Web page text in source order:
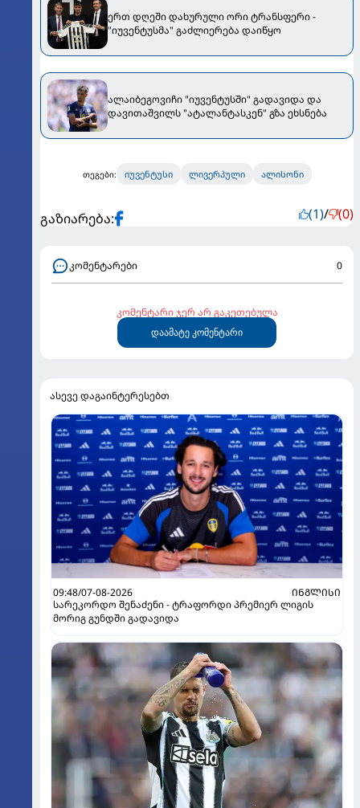
ერთ დღეში დახურული ორი ტრანსფერი -
"იუვენტუსმა" გაძლიერება დაიწყო
ალაიბეგოვიჩი "იუვენტუსში" გადავიდა და
დავითაშვილს "ატალანტასკენ" გზა ეხსნება
თეგები: იუვენტუსი ლივერპული ალისონი
გაზიარება: (1)/ (0)
კომენტარები 0
კომენტარი ჯერ არ გაკეთებულა
დაამატე კომენტარი
ასევე დაგაინტერესებთ
09:48/07-08-2026
ᲘᲜᲒᲚᲘᲡᲘ
სარეკორდო შენაძენი - ტრაფორდი პრემიერ ლიგის
მორიგ გუნდში გადავიდა